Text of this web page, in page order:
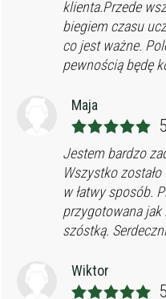
klienta.Przede
biegiem czasu
co jest ważne.
pewnością będę
Maja
Jestem bardzo
Wszystko
w łatwy sposób.
przygotowana
szóstką.
Wiktor